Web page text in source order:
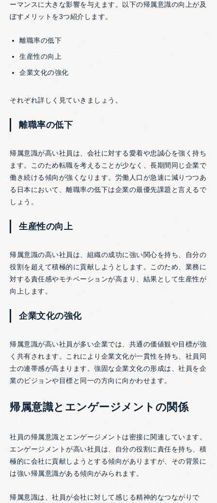
ーマンスに大きな影響を与えます。以下の帰属意識の向上が及
ぼすメリットを3つ紹介します。
離職率の低下
生産性の向上
企業文化の強化
それぞれ詳しく見ていきましょう。
離職率の低下
帰属意識が高い社員は、会社に対する愛着や忠誠心を強く持ち
ます。このため転職を考えることが少なく、長期間同じ企業で
働き続ける傾向が強くなります。労働人口が急速に減りつつあ
る日本において、離職率の低下は企業の最優先課題と言えるで
しょう。
生産性の向上
帰属意識の高い社員は、組織の成功に強い関心を持ち、自分の
役割を超えて積極的に貢献しようとします。このため、業務に
対する責任感やモチベーションが高まり、結果として生産性が
向上します。
企業文化の強化
帰属意識が高い社員が多い企業では、共通の価値観や目標が強
く共有されます。これにより企業文化が一貫性を持ち、社員同
士の連帯感が高まります。強固な企業文化の形成は、社員を企
業のビジョンや目標と同一の方向に向かわせます。
帰属意識とエンゲージメントの関係
社員の帰属意識とエンゲージメントは密接に関連しています。
エンゲージメントが高い社員は、自分の役割に責任を持ち、積
極的に会社に貢献しようとする傾向がありますが、その背景に
は強い帰属意識がある傾向がみられます。
帰属意識は、社員が会社に対して感じる精神的なつながりで